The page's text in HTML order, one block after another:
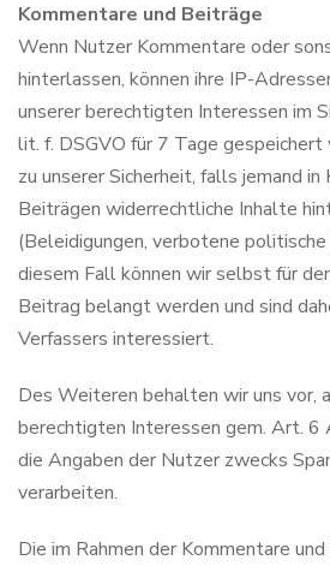
Kommentare und Beiträge
Wenn Nutzer Kommentare oder
hinterlassen, können ihre IP-
unserer berechtigten Interessen im
lit. f. DSGVO für 7 Tage
zu unserer Sicherheit, falls jemand in
Beiträgen widerrechtliche Inhalte
(Beleidigungen, verbotene politische
diesem Fall können wir selbst für
Beitrag belangt werden und sind
Verfassers interessiert.
Des Weiteren behalten wir uns vor,
berechtigten Interessen gem. Art. 6
die Angaben der Nutzer zwecks
verarbeiten.
Die im Rahmen der Kommentare